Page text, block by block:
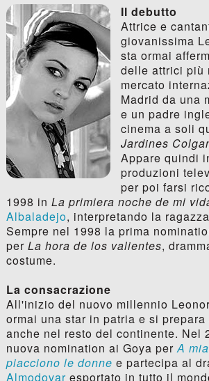
Il debutto
Attrice e
giovanissima
sta ormai
delle attrici più
mercato
Madrid da una
e un padre
cinema a soli
Jardines
Appare quindi
produzioni
per poi farsi
1998 in La primiera noche de mi
Albaladejo, interpretando la
Sempre nel 1998 la prima
per La hora de los valientes,
costume.
La consacrazione
All'inizio del nuovo millennio
ormai una star in patria e si
anche nel resto del continente. Nel
nuova nomination ai Goya perA
piacciono le donne e partecipa al
Almodovaresportato in tutto il